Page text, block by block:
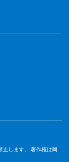
します。 著作権は岡